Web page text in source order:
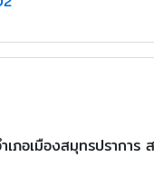
ภอเมืองสมุทรปราการ